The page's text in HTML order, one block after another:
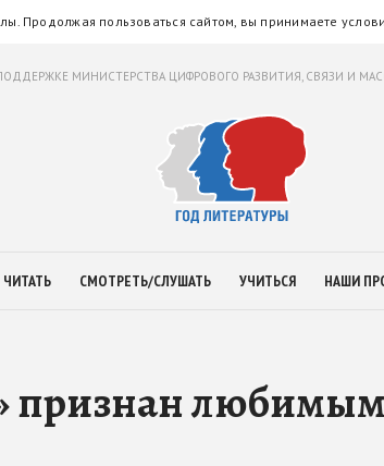
Продолжая пользоваться сайтом, вы принимаете
МИНИСТЕРСТВА ЦИФРОВОГО РАЗВИТИЯ, СВЯЗИ И
ЧИТАТЬ СМОТРЕТЬ/СЛУШАТЬ УЧИТЬСЯ НАШИ
признан любимым